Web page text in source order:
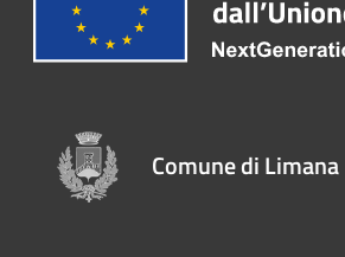
Comune di Limana